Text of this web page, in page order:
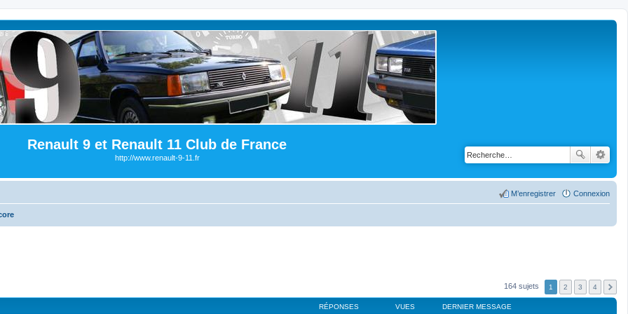
Renault 9 et Renault 11 Club de France
http://www.renault-9-11.fr
Connexion
M’enregistrer
164 sujets 1 2 3 4
RÉPONSES VUES DERNIER MESSAGE